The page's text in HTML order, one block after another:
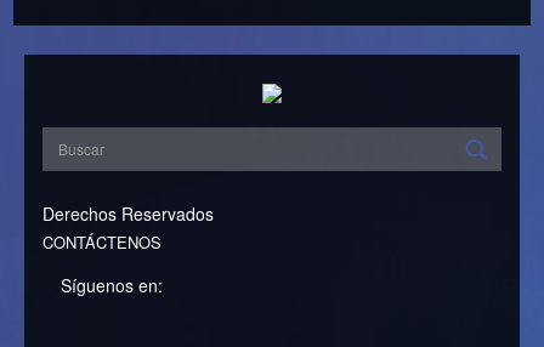
Derechos Reservados
CONTÁCTENOS
Síguenos en: